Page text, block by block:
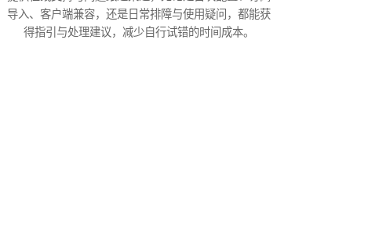
导入、客户端兼容，还是日常排障与使用疑问，都能获
得指引与处理建议，减少自行试错的时间成本。